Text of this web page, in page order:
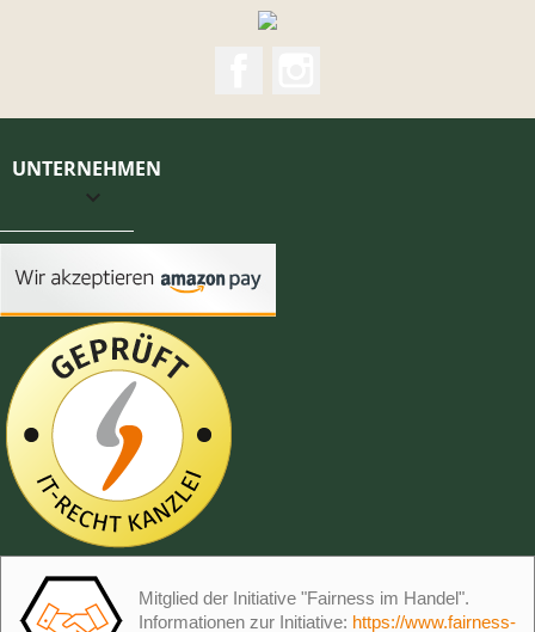
UNTERNEHMEN

Mitglied der Initiative "Fairness im Handel".
Informationen zur Initiative: https://www.fairness-